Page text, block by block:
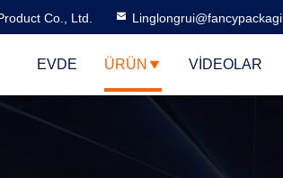
Co., Ltd.
EVDE ÜRÜN VIDEOLAR